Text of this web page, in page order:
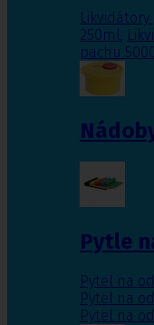
250ml,
pachu
Pytle
Pytel na
Pytel na
Pytel na